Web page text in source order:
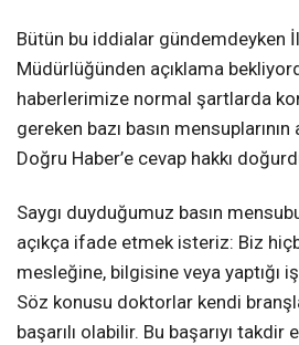
Bütün bu iddialar gündemdeyken
Müdürlüğünden açıklama
haberlerimize normal şartlarda
gereken bazı basın mensuplarının
Doğru Haber’e cevap hakkı
Saygı duyduğumuz basın
açıkça ifade etmek isteriz: Biz
mesleğine, bilgisine veya yaptığı
Söz konusu doktorlar kendi
başarılı olabilir. Bu başarıyı takdir